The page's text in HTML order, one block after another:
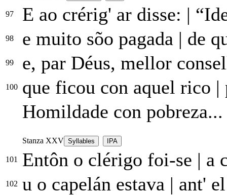
97 E ao crérig' ar disse: |
98 e muito sõo pagada | de
99 e, par Déus, mellor
100 que ficou con aquel rico |
Homildade con pobreza...
Stanza XXV Syllables IPA
101 Entôn o clérigo foi-se | a
102 u o capelán estava | ant'